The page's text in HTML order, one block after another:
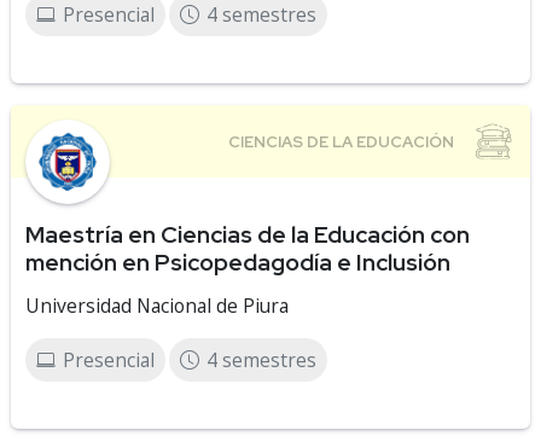
Presencial 4 semestres
Maestría en Ciencias de la Educación con
mención en Psicopedagodía e Inclusión
Universidad Nacional de Piura
Presencial 4 semestres